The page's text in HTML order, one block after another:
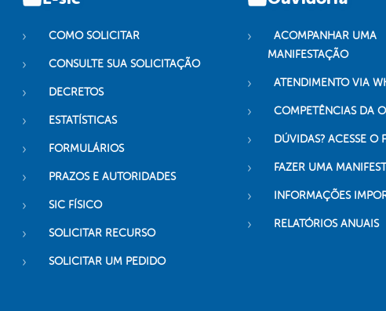
COMO SOLICITAR
CONSULTE SUA SOLICITAÇÃO
DECRETOS
ESTATÍSTICAS
FORMULÁRIOS
PRAZOS E AUTORIDADES
SIC FÍSICO
SOLICITAR RECURSO
SOLICITAR UM PEDIDO
ACOMPANHAR UMA
MANIFESTAÇÃO
ATENDIMENTO VIA
COMPETÊNCIAS DA
DÚVIDAS? ACESSE O
FAZER UMA
INFORMAÇÕES
RELATÓRIOS ANUAIS